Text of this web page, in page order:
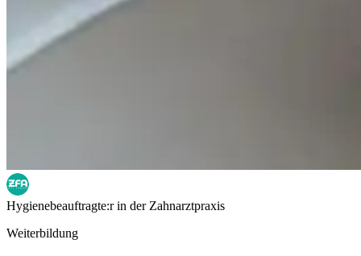
Hygienebeauftragte:r in der Zahnarztpraxis
Weiterbildung